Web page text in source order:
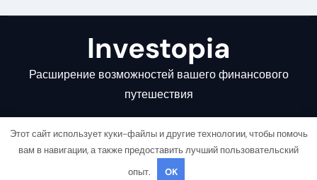
Investopia
Расширение возможностей вашего финансового
путешествия
Copyright © All rights reserved |
Этот сайт использует куки-файлы и другие технологии, чтобы помочь
вам в навигации, а также предоставить лучший пользовательский
опыт.
OK